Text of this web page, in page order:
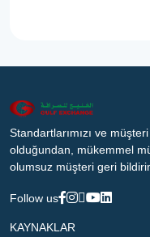
Standartlarımızı ve
olduğundan, mükemmel
olumsuz müşteri geri
Follow us
KAYNAKLAR